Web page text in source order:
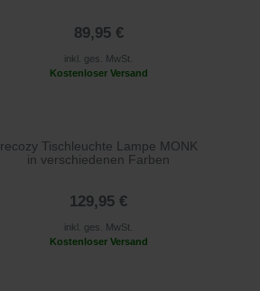
89,95 €
inkl. ges. MwSt.
Kostenloser Versand
recozy Tischleuchte Lampe MONK
in verschiedenen Farben
129,95 €
inkl. ges. MwSt.
Kostenloser Versand